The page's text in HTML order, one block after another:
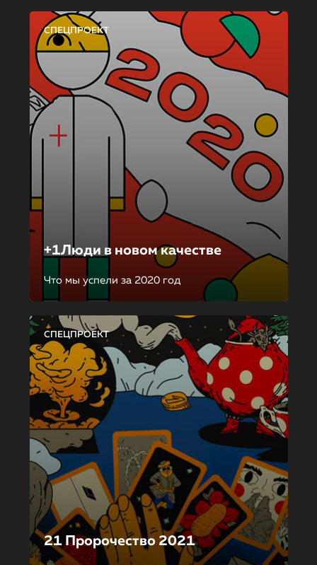
СПЕЦПРОЕКТ
+1Люди в новом качестве
Что мы успели за 2020 год
СПЕЦПРОЕКТ
21 Пророчество 2021